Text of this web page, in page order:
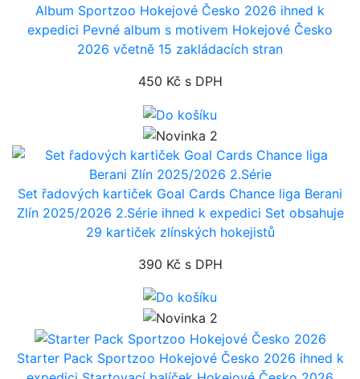
Album Sportzoo Hokejové Česko 2026 ihned k
expedici Pevné album s motivem Hokejové Česko
2026 včetně 15 zakládacích stran
450 Kč s DPH
Set řadových kartiček Goal Cards Chance liga Berani
Zlín 2025/2026 2.Série ihned k expedici Set obsahuje
29 kartiček zlínských hokejistů
390 Kč s DPH
Starter Pack Sportzoo Hokejové Česko 2026 ihned k